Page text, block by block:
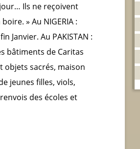
Ils ne reçoivent
» Au NIGERIA :
Janvier. Au PAKISTAN :
bâtiments de Caritas
objets sacrés, maison
jeunes filles, viols,
des écoles et